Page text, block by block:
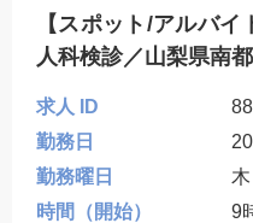
【スポット/アルバ
人科検診／山梨県南
求人 ID
勤務日
勤務曜日
木
時間（開始）
9